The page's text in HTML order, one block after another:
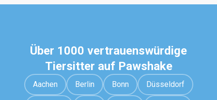
Über 1000 vertrauenswürdige
Tiersitter auf Pawshake
Aachen Berlin Bonn Düsseldorf